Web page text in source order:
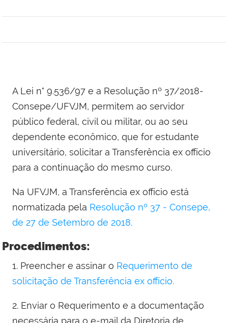
A Lei n° 9.536/97 e a Resolução nº 37/2018-
Consepe/UFVJM, permitem ao servidor
público federal, civil ou militar, ou ao seu
dependente econômico, que for estudante
universitário, solicitar a Transferência ex offício
para a continuação do mesmo curso.
Na UFVJM, a Transferência ex offício está
normatizada pela Resolução nº 37 - Consepe,
de 27 de Setembro de 2018.
Procedimentos:
1. Preencher e assinar o Requerimento de
solicitação de Transferência ex offício.
2. Enviar o Requerimento e a documentação